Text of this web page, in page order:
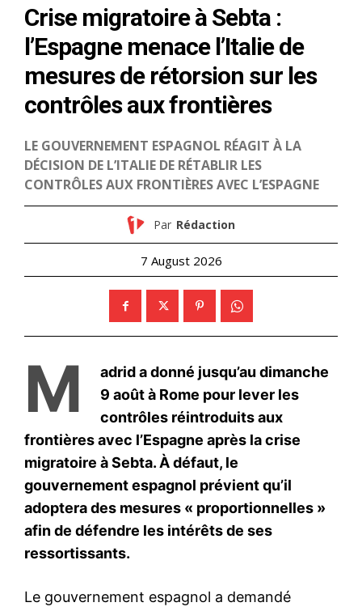
le1.ma
l'intelligence de
l'information
Insight Publications